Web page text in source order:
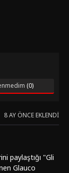
(0)
8 AY ÖNCE EKLENDI
paylaştığı "Gli
Glauco